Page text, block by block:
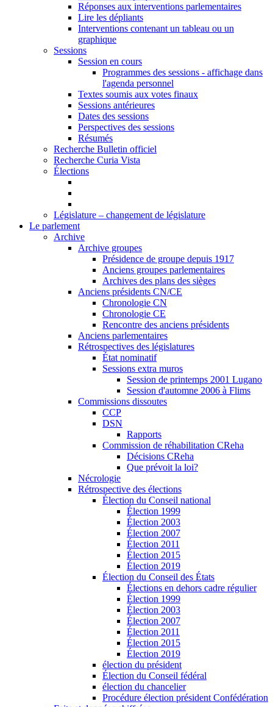
Réponses aux interventions parlementaires
Lire les dépliants
Interventions contenant un tableau ou un
graphique
Sessions
Session en cours
Programmes des sessions - affichage dans
l'agenda personnel
Textes soumis aux votes finaux
Sessions antérieures
Dates des sessions
Perspectives des sessions
Résumés
Recherche Bulletin officiel
Recherche Curia Vista
Élections
Législature – changement de législature
Le parlement
Archive
Archive groupes
Présidence de groupe depuis 1917
Anciens groupes parlementaires
Archives des plans des sièges
Anciens présidents CN/CE
Chronologie CN
Chronologie CE
Rencontre des anciens présidents
Anciens parlementaires
Rétrospectives des législatures
État nominatif
Sessions extra muros
Session de printemps 2001 Lugano
Session d'automne 2006 à Flims
Commissions dissoutes
CCP
DSN
Rapports
Commission de réhabilitation CReha
Décisions CReha
Que prévoit la loi?
Nécrologie
Rétrospective des élections
Élection du Conseil national
Élection 1999
Élection 2003
Élection 2007
Élection 2011
Élection 2015
Élection 2019
Élection du Conseil des États
Élections en dehors cadre régulier
Élection 1999
Élection 2003
Élection 2007
Élection 2011
Élection 2015
Élection 2019
élection du président
Élection du Conseil fédéral
élection du chancelier
Procédure élection président Confédération